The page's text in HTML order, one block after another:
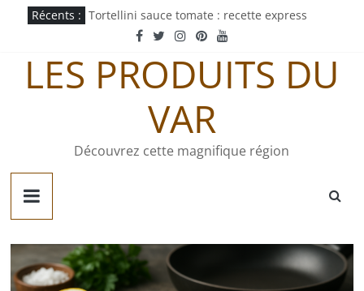
PasserRécents : Tortellini sauce tomate : recette express
Mayonnaise au curry : recette maison facile
Pâté gaumais : recette et origine
Quiche jurassienne : recette traditionnelle
LES PRODUITS DU
VAR
Découvrez cette magnifique région